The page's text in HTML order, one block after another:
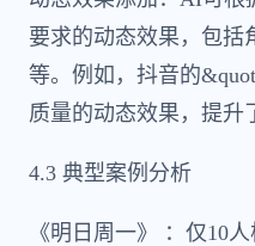
要求的动态效果，包括
等。例如，抖音的
质量的动态效果，提升
4.3 典型案例分析
《明日周一》 ：仅10